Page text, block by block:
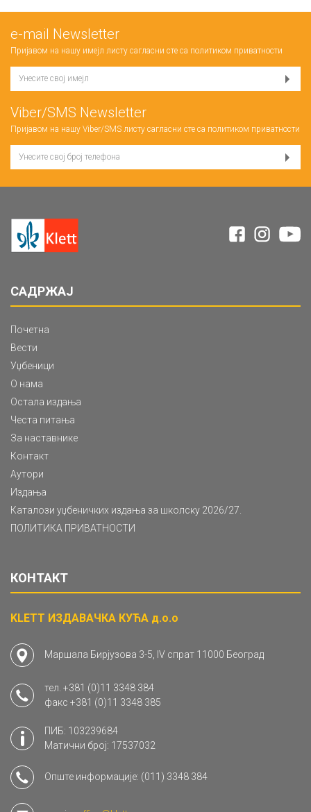
е-mail Newsletter
Пријавом на нашу имејл листу сагласни сте са политиком приватности
Viber/SMS Newsletter
Пријавом на нашу Viber/SMS листу сагласни сте са политиком приватности
САДРЖАЈ
Почетна
Вести
Уџбеници
О нама
Остала издања
Честа питања
За наставнике
Контакт
Аутори
Издања
Каталози уџбеничких издања за школску 2026/27.
ПОЛИТИКА ПРИВАТНОСТИ
КОНТАКТ
KLETT ИЗДАВАЧКА КУЋА д.о.о
Маршала Бирјузова 3-5, IV спрат 11000 Београд
тел. +381 (0)11 3348 384
факс +381 (0)11 3348 385
ПИБ: 103239684
Матични број: 17537032
Опште информације: (011) 3348 384